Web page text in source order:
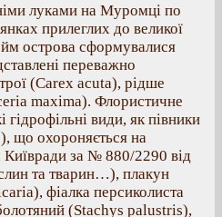
луками на Муромці по
прилеглих до великої
острова сформувалися
переважно
(Carex acuta), рідше
maxima). Флористичне
види, як півники
що охороняється на
Київради за № 880/2290 від
та тварин…), плакун
фіалка персиколиста
(Stachys palustris),